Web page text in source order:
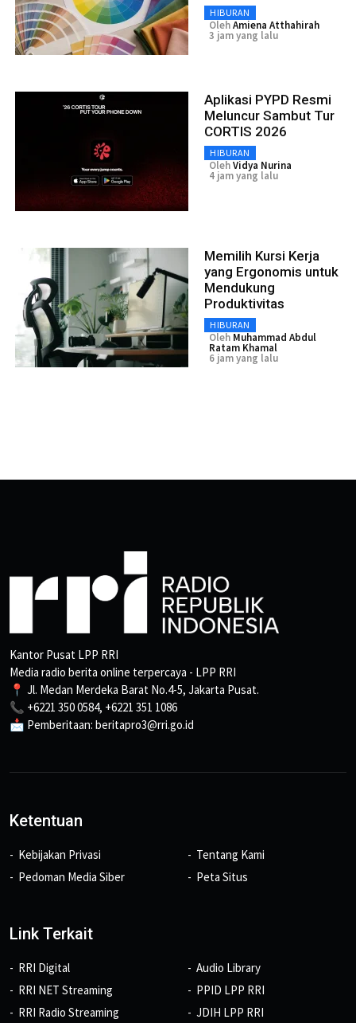
HIBURAN
OlehAmiena Atthahirah
3 jam yang lalu
Aplikasi PYPD Resmi
Meluncur Sambut Tur
CORTIS 2026
HIBURAN
OlehVidya Nurina
4 jam yang lalu
Memilih Kursi Kerja
yang Ergonomis untuk
Mendukung
Produktivitas
HIBURAN
Oleh Muhammad Abdul
Ratam Khamal
6 jam yang lalu
Kantor Pusat LPP RRI
Media radio berita online terpercaya - LPP RRI
📍 Jl. Medan Merdeka Barat No.4-5, Jakarta Pusat.
📞 +6221 350 0584, +6221 351 1086
📩 Pemberitaan: beritapro3@rri.go.id
Ketentuan
Kebijakan Privasi
Pedoman Media Siber
Tentang Kami
Peta Situs
Link Terkait
RRI Digital
RRI NET Streaming
RRI Radio Streaming
Audio Library
PPID LPP RRI
JDIH LPP RRI